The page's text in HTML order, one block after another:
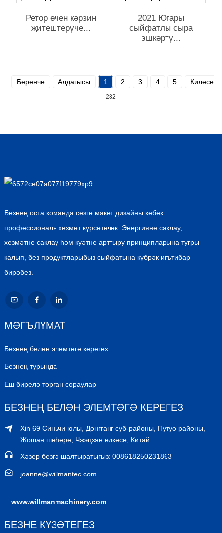
Ретор өчен кәрзин
җитештерүче...
2021 Югары
сыйфатлы сыра
эшкәртү...
Беренче Алдагысы 1 2 3 4 5 Киләсе
282
Безнең оста команда сезгә макет дизайны кебек
профессиональ хезмәт күрсәтәчәк. Энергияне саклау,
хезмәтне саклау һәм куәтне арттыру принципларына тугры
калып, без продуктларыбыз сыйфатына күбрәк игътибар
бирәбез.
МӘГЪЛҮМАТ
Безнең белән элемтәгә керегез
Безнең турында
Еш бирелә торган сораулар
БЕЗНЕҢ БЕЛӘН ЭЛЕМТӘГӘ КЕРЕГЕЗ
Xin 69 Синьчи юлы, Донгганг суб-районы, Путуо районы,
Жошан шәһәре, Чжэцзян өлкәсе, Китай
Хәзер безгә шалтыратыгыз: 008618250231863
joanne@willmantec.com
www.willmanmachinery.com
БЕЗНЕ КҮЗӘТЕГЕЗ